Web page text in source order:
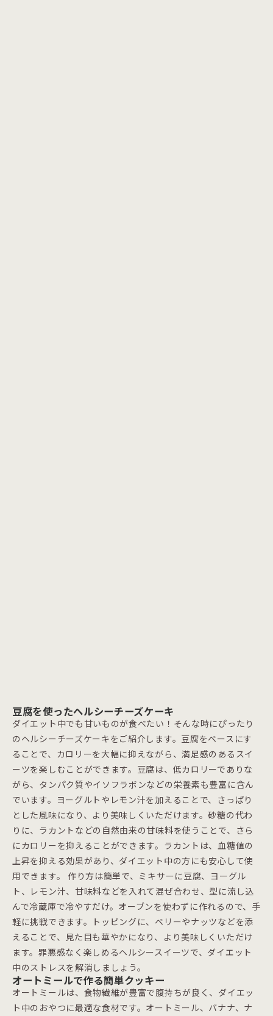
豆腐を使ったヘルシーチーズケーキ
ダイエット中でも甘いものが食べたい！そんな時にぴったり
のヘルシーチーズケーキをご紹介します。豆腐をベースにす
ることで、カロリーを大幅に抑えながら、満足感のあるスイ
ーツを楽しむことができます。豆腐は、低カロリーでありな
がら、タンパク質やイソフラボンなどの栄養素も豊富に含ん
でいます。ヨーグルトやレモン汁を加えることで、さっぱり
とした風味になり、より美味しくいただけます。砂糖の代わ
りに、ラカントなどの自然由来の甘味料を使うことで、さら
にカロリーを抑えることができます。ラカントは、血糖値の
上昇を抑える効果があり、ダイエット中の方にも安心して使
用できます。 作り方は簡単で、ミキサーに豆腐、ヨーグル
ト、レモン汁、甘味料などを入れて混ぜ合わせ、型に流し込
んで冷蔵庫で冷やすだけ。オーブンを使わずに作れるので、手
軽に挑戦できます。トッピングに、ベリーやナッツなどを添
えることで、見た目も華やかになり、より美味しくいただけ
ます。罪悪感なく楽しめるヘルシースイーツで、ダイエット
中のストレスを解消しましょう。
オートミールで作る簡単クッキー
オートミールは、食物繊維が豊富で腹持ちが良く、ダイエッ
ト中のおやつに最適な食材です。オートミール、バナナ、ナ